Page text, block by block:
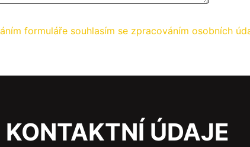
formuláře souhlasím se zpracováním osobních
KONTAKTNÍ ÚDAJE